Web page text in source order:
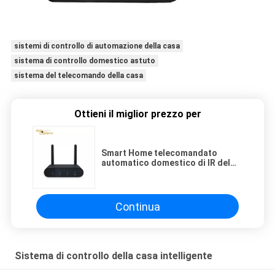
sistemi di controllo di automazione della casa
sistema di controllo domestico astuto
sistema del telecomando della casa
Ottieni il miglior prezzo per
Smart Home telecomandato
automatico domestico di IR del
Continua
Sistema di controllo della casa intelligente